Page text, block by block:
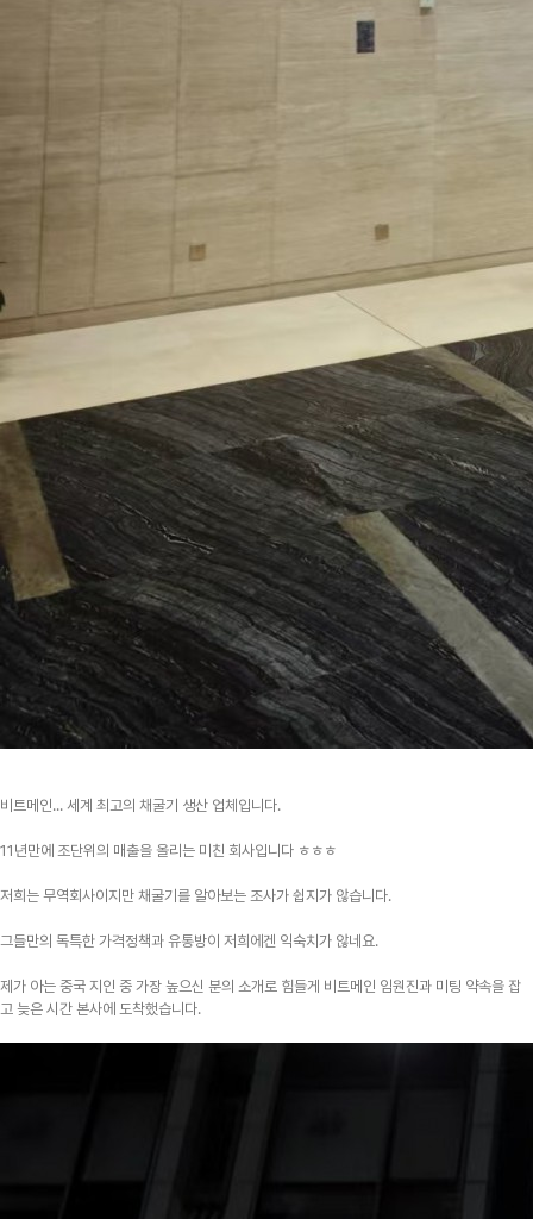
비트메인... 세계 최고의 채굴기 생산 업체입니다.
11년만에 조단위의 매출을 올리는 미친 회사입니다 ㅎㅎㅎ
저희는 무역회사이지만 채굴기를 알아보는 조사가 쉽지가 않습니다.
그들만의 독특한 가격정책과 유통방이 저희에겐 익숙치가 않네요.
제가 아는 중국 지인 중 가장 높으신 분의 소개로 힘들게 비트메인 임원진과 미팅 약속을 잡
고 늦은 시간 본사에 도착했습니다.